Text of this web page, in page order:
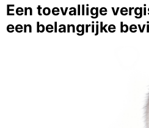
Een toevallige
een belangrijke